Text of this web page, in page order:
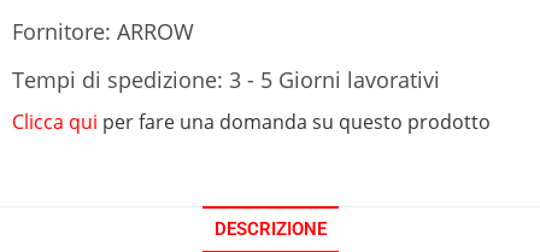
Fornitore: ARROW
Tempi di spedizione: 3 - 5 Giorni lavorativi
Clicca qui per fare una domanda su questo prodotto
DESCRIZIONE